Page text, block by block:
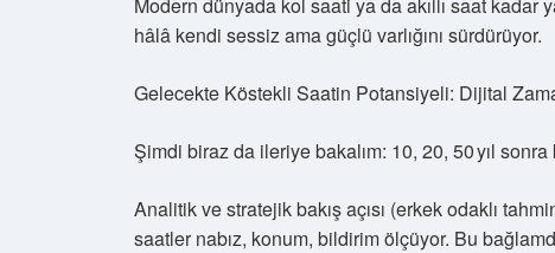
hâlâ kendi sessiz ama güçlü varlığını sürdürüyor.
Gelecekte Köstekli Saatin Potansiyeli: Dijital
Şimdi biraz da ileriye bakalım: 10, 20, 50 yıl
Analitik ve stratejik bakış açısı (erkek odaklı
saatler nabız, konum, bildirim ölçüyor. Bu